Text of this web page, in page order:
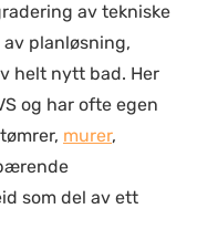
av tekniske
planløsning,
helt nytt bad. Her
og har ofte egen
murer,
som del av ett